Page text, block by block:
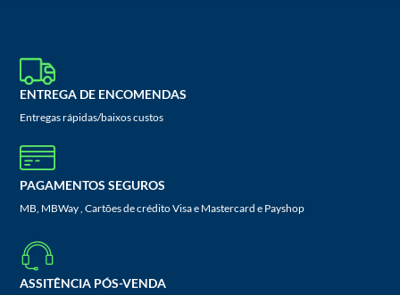
ENTREGA DE ENCOMENDAS
Entregas rápidas/baixos custos
PAGAMENTOS SEGUROS
MB, MBWay , Cartões de crédito Visa e Mastercard e Payshop
ASSITÊNCIA PÓS-VENDA